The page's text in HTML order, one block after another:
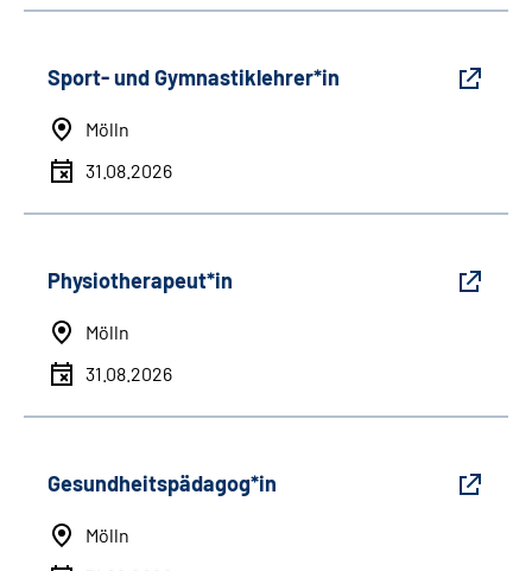
Sport- und Gymnastiklehrer*in
Mölln
31.08.2026
Physiotherapeut*in
Mölln
31.08.2026
Gesundheitspädagog*in
Mölln